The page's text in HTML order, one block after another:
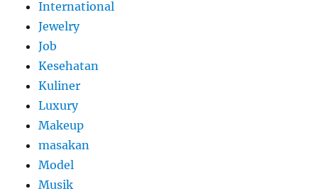
International
Jewelry
Job
Kesehatan
Kuliner
Luxury
Makeup
masakan
Model
Musik